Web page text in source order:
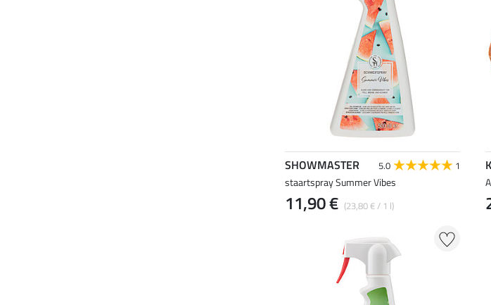
SHOWMASTER 5.0 1
staartspray Summer Vibes
11,90 € (23,80 € / 1 l)